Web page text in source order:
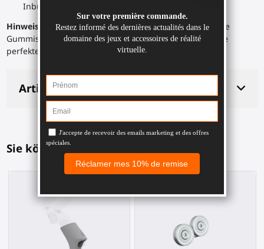
Inbusschlüssel
Hinweis : In jeder Halterung befindet sich eine schwarze
Gummischicht zum Schutz Ihrer Controller und für eine
perfekte Passform.
Artikeldetails
Sie könnten auch mögen